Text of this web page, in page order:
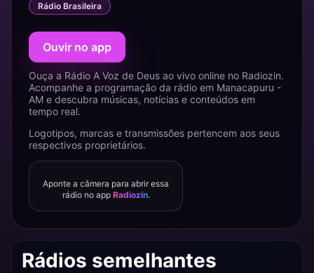
Rádio Brasileira
Ouvir no app
Ouça a Rádio A Voz de Deus ao vivo online no Radiozin.
Acompanhe a programação da rádio em Manacapuru -
AM e descubra músicas, notícias e conteúdos em
tempo real.
Logotipos, marcas e transmissões pertencem aos seus
respectivos proprietários.
Aponte a câmera para abrir essa
rádio no app Radiozin.
Rádios semelhantes